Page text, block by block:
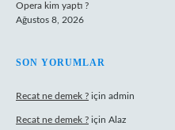
Opera kim yaptı ?
Ağustos 8, 2026
SON YORUMLAR
Recat ne demek ? için admin
Recat ne demek ? için Alaz